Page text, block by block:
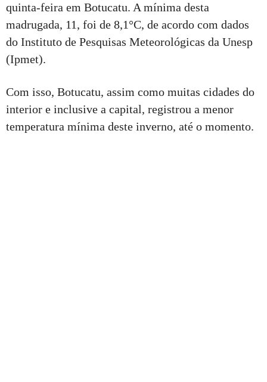
quinta-feira em Botucatu. A mínima desta
madrugada, 11, foi de 8,1°C, de acordo com dados
do Instituto de Pesquisas Meteorológicas da Unesp
(Ipmet).
Com isso, Botucatu, assim como muitas cidades do
interior e inclusive a capital, registrou a menor
temperatura mínima deste inverno, até o momento.